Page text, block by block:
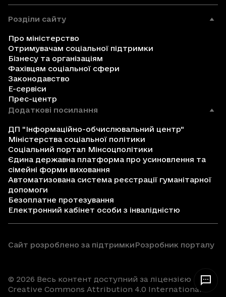
Розділи сайту
Про міністерство
Отримувачам соціальної підтримки
Бізнесу та організаціям
Фахівцям соціальної сфери
Законодавство
Е-сервіси
Прес-центр
Додаткові посилання
ДП "Інформаційно-обчислювальний центр"
Міністерства соціальної політики
Соціальний портал Мінсоцполітики
Єдина державна платформа про усиновлення та
сімейні форми виховання
Автоматизована система реєстрації гуманітарної
допомоги
Безоплатне протезування
Електронний кабінет особи з інвалідністю
Сайт розроблено за підтримкиРозробник порталу
© 2026 Весь контент доступний за ліцензією
Creative Commons Attribution 4.0 International